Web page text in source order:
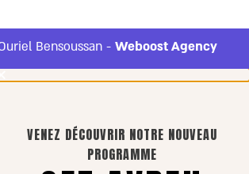
Bensoussan - Weboost Agency
VENEZ DÉCOUVRIR NOTRE NOUVEAU
PROGRAMME